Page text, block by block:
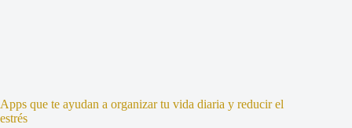
Apps que te ayudan a organizar tu vida diaria y reducir el
estrés